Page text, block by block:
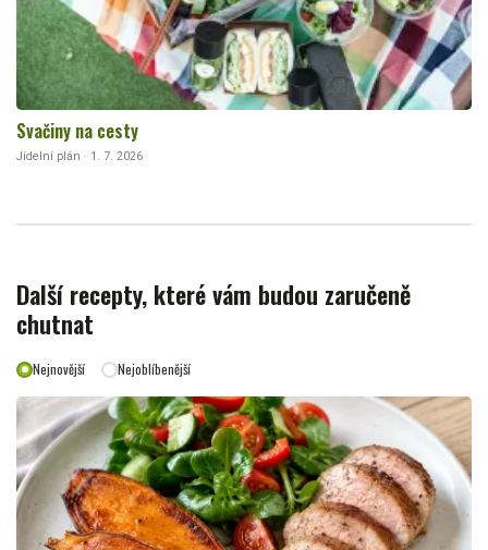
Svačiny na cesty
Jídelní plán · 1. 7. 2026
Další recepty, které vám budou zaručeně
chutnat
Nejnovější Nejoblíbenější